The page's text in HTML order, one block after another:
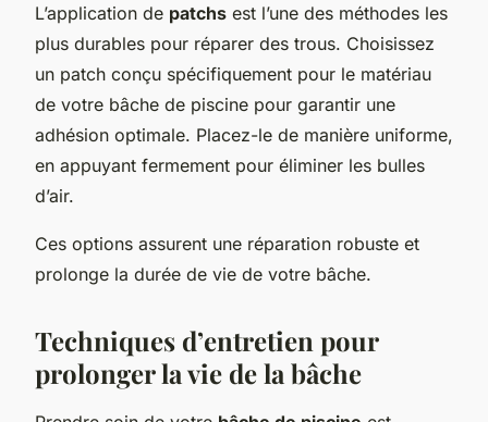
L’application de patchs est l’une des méthodes les
plus durables pour réparer des trous. Choisissez
un patch conçu spécifiquement pour le matériau
de votre bâche de piscine pour garantir une
adhésion optimale. Placez-le de manière uniforme,
en appuyant fermement pour éliminer les bulles
d’air.
Ces options assurent une réparation robuste et
prolonge la durée de vie de votre bâche.
Techniques d’entretien pour
prolonger la vie de la bâche